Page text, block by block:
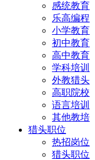
感统教育
乐高编程
小学教育
初中教育
高中教育
学科培训
外教猎头
高职院校
语言培训
其他教培
猎头职位
热招岗位
猎头职位